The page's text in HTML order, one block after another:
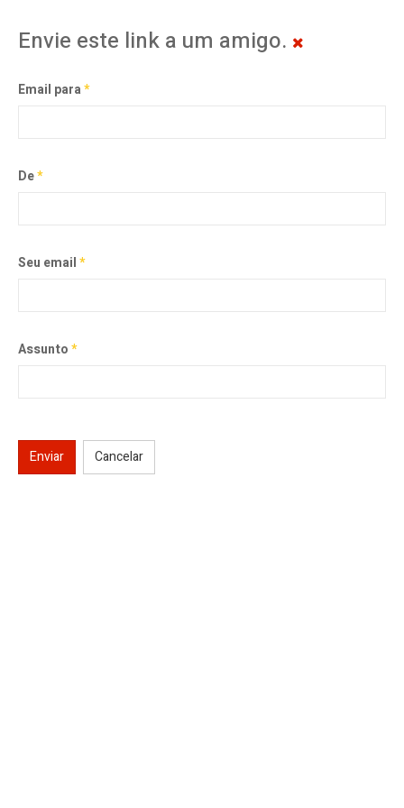
Envie este link a um amigo.
Email para*
De*
Seu email*
Assunto*
Enviar Cancelar